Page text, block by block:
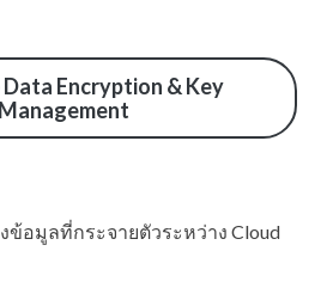
Data Encryption & Key
Management
ข้อมูลที่กระจายตัวระหว่าง Cloud